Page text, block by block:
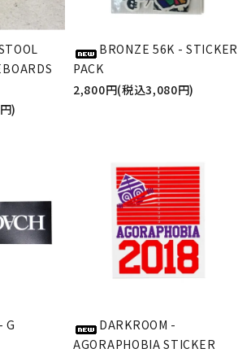
)
BRONZE 56K - STICKER
PACK
2,800円(税込3,080円)
G
DARKROOM -
AGORAPHOBIA STICKER